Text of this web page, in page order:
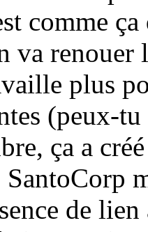
comme
va renouer
plus
(peux-
ça a
de